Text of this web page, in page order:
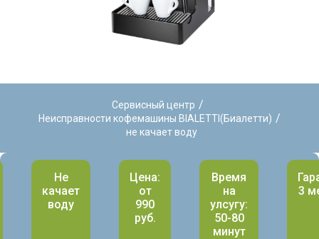
Сервисный центр /
Неисправности кофемашины BIALETTI(Биалетти) /
не качает воду
Не
качает
воду
Цена:
от
990
руб.
Время
на
улсугу:
50-80
минут
3